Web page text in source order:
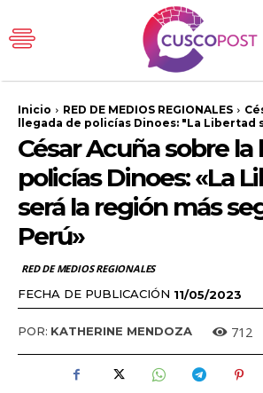
Inicio RED DE MEDIOS REGIONALES
llegada de policías Dinoes: "La Libertad
César Acuña sobre la
policías Dinoes: «La
será la región más
Perú»
RED DE MEDIOS REGIONALES
FECHA DE PUBLICACIÓN 11/05/2023
POR: KATHERINE MENDOZA 712